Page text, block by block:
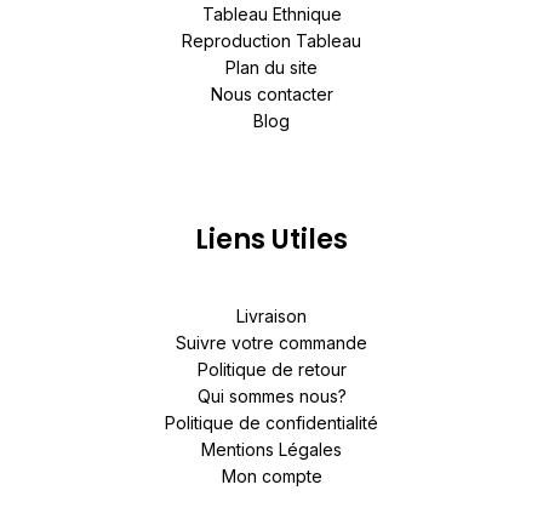
Tableau Ethnique
Reproduction Tableau
Plan du site
Nous contacter
Blog
Liens Utiles
Livraison
Suivre votre commande
Politique de retour
Qui sommes nous?
Politique de confidentialité
Mentions Légales
Mon compte